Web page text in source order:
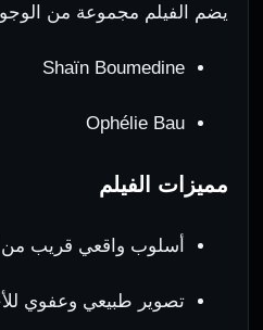
يضم الفيلم مجموعة من
Shaïn Boumedine
Ophélie Bau
مميزات الفيلم
أسلوب واقعي قريب من
تصوير طبيعي وعفوي